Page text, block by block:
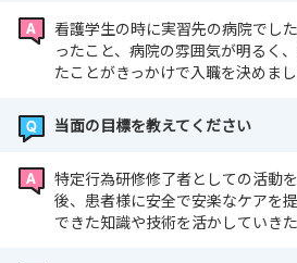
看護学生の時に実習先の病院でし
ったこと、病院の雰囲気が明るく
たことがきっかけで入職を決めまし
当面の目標を教えてください
特定行為研修修了者としての活動
後、患者様に安全で安楽なケアを
できた知識や技術を活かしていき